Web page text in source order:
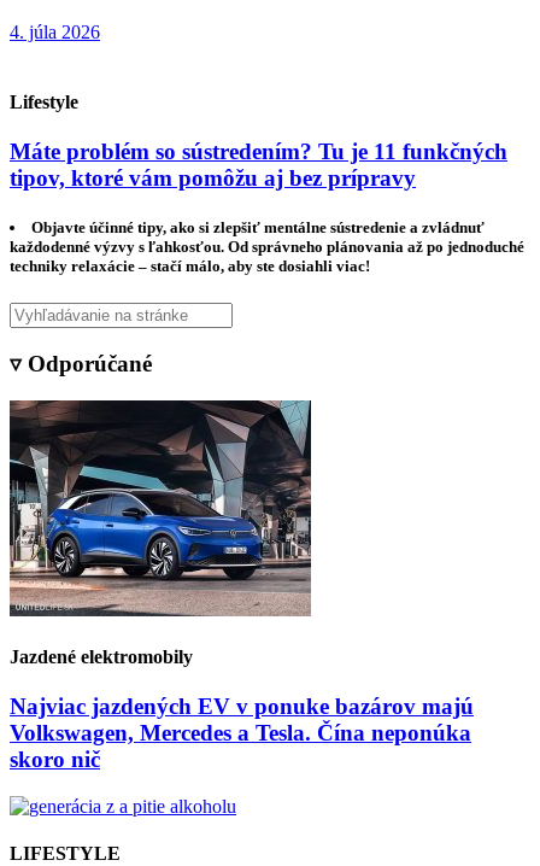
4. júla 2026
Lifestyle
Máte problém so sústredením? Tu je 11 funkčných
tipov, ktoré vám pomôžu aj bez prípravy
Objavte účinné tipy, ako si zlepšiť mentálne sústredenie a zvládnuť
každodenné výzvy s ľahkosťou. Od správneho plánovania až po jednoduché
techniky relaxácie – stačí málo, aby ste dosiahli viac!
▿ Odporúčané
Jazdené elektromobily
Najviac jazdených EV v ponuke bazárov majú
Volkswagen, Mercedes a Tesla. Čína neponúka
skoro nič
LIFESTYLE